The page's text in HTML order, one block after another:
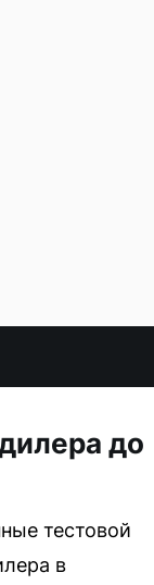
до
тестовой
в